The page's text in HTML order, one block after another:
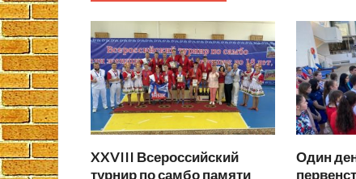
XXVIII Всероссийский
турнир по самбо памяти
Один